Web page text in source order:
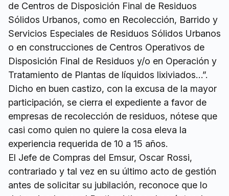
de Centros de Disposición Final de Residuos
Sólidos Urbanos, como en Recolección, Barrido y
Servicios Especiales de Residuos Sólidos Urbanos
o en construcciones de Centros Operativos de
Disposición Final de Residuos y/o en Operación y
Tratamiento de Plantas de líquidos lixiviados…”.
Dicho en buen castizo, con la excusa de la mayor
participación, se cierra el expediente a favor de
empresas de recolección de residuos, nótese que
casi como quien no quiere la cosa eleva la
experiencia requerida de 10 a 15 años.
El Jefe de Compras del Emsur, Oscar Rossi,
contrariado y tal vez en su último acto de gestión
antes de solicitar su jubilación, reconoce que lo